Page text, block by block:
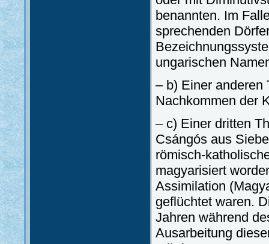
benannten. Im
sprechenden
ungarischen
– b) Einer anderen
Nachkommen der
– c) Einer dritten
Csángós aus
römisch-
magyarisiert
Assimilation
geflüchtet waren.
Jahren während
Ausarbeitung